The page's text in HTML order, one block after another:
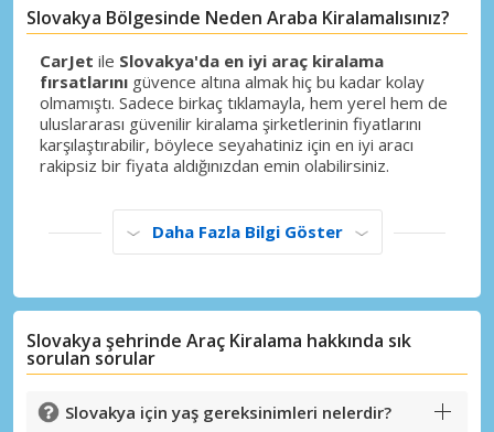
Slovakya Bölgesinde Neden Araba Kiralamalısınız?
CarJet ile Slovakya'da en iyi araç kiralama
fırsatlarını güvence altına almak hiç bu kadar kolay
olmamıştı. Sadece birkaç tıklamayla, hem yerel hem de
uluslararası güvenilir kiralama şirketlerinin fiyatlarını
karşılaştırabilir, böylece seyahatiniz için en iyi aracı
rakipsiz bir fiyata aldığınızdan emin olabilirsiniz.
Daha Fazla Bilgi Göster
Slovakya şehrinde Araç Kiralama hakkında sık
sorulan sorular
Slovakya için yaş gereksinimleri nelerdir?